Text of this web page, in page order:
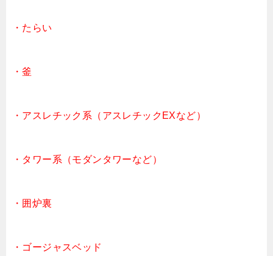
・たらい
・釜
・アスレチック系（アスレチックEXなど）
・タワー系（モダンタワーなど）
・囲炉裏
・ゴージャスベッド